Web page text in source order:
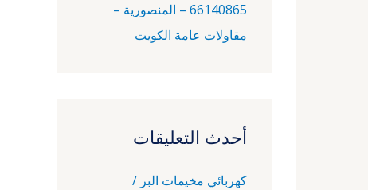
66140865 – المنصورية –
مقاولات عامة الكويت
أحدث التعليقات
كهربائي مخيمات البر /